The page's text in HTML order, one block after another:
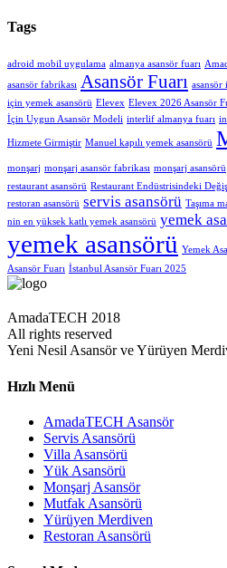
Tags
adroid mobil uygulama almanya asansör fuarı
asansör fabrikası Asansör Fuarı asansör
için yemek asansörü Elevex Elevex 2026 Asansör
İçin Uygun Asansör Modeli interlif almanya fuarı
Hizmete Girmiştir Manuel kapılı yemek asansörü
monşarj monşarj asansör fabrikası monşarj asansörü
restaurant asansörü Restaurant Endüstrisindeki
restoran asansörü servis asansörü Taşıma
nin en yüksek katlı yemek asansörü yemek
yemek asansörü Yemek
Asansör Fuarı İstanbul Asansör Fuarı 2025
AmadaTECH 2018
All rights reserved
Yeni Nesil Asansör ve Yürüyen
Hızlı Menü
AmadaTECH Asansör
Servis Asansörü
Villa Asansörü
Yük Asansörü
Monşarj Asansör
Mutfak Asansörü
Yürüyen Merdiven
Restoran Asansörü